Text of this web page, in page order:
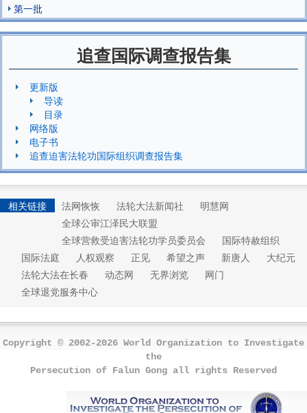
第一批
追查国际调查报告集
更新版
导读
目录
网络版
电子书
追查迫害法轮功国际组织调查报告集
相关链接 法网恢恢 法轮大法新闻社
明慧网
全球公审江泽民大联盟
全球营救受迫害法轮功学员委员会
国际特赦组织
国际法庭
人权观察 正见 希望之声 新唐人
大纪元
法轮大法在长春
动态网 无界浏览
网门
全球退党服务中心
Copyright © 2002-2026 World Organization to Investigate
the
Persecution of Falun Gong all rights Reserved